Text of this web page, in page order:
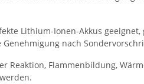
Lithium-Ionen-Akkus geeignet,
nach
Flammenbildung,